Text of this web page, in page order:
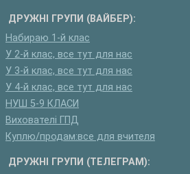
ДРУЖНІ ГРУПИ (ВАЙБЕР):
Набираю 1-й клас
У 2-й клас, все тут для нас
У 3-й клас, все тут для нас
У 4-й клас, все тут для нас
НУШ 5-9 КЛАСИ
Вихователі ГПД
Куплю/продам:все для вчителя
ДРУЖНІ ГРУПИ (ТЕЛЕГРАМ):